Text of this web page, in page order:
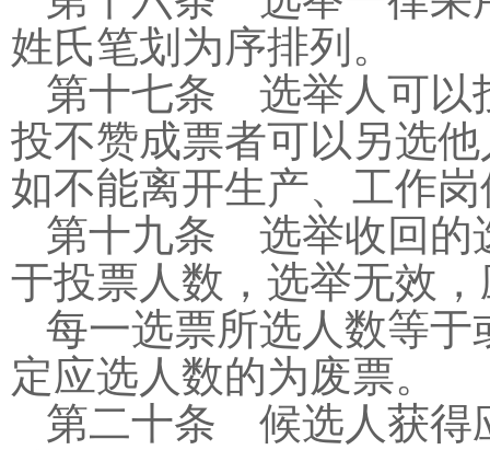
姓氏笔划为序排列。
第十七条 选举人可以
投不赞成票者可以另选
如不能离开生产、工作
第十九条 选举收回的
于投票人数，选举无效
每一选票所选人数等
定应选人数的为废票。
第二十条 候选人获得